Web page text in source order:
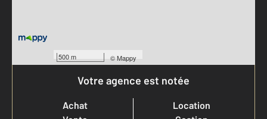
500 m ©Mappy
Votre agence est notée
Achat
Location